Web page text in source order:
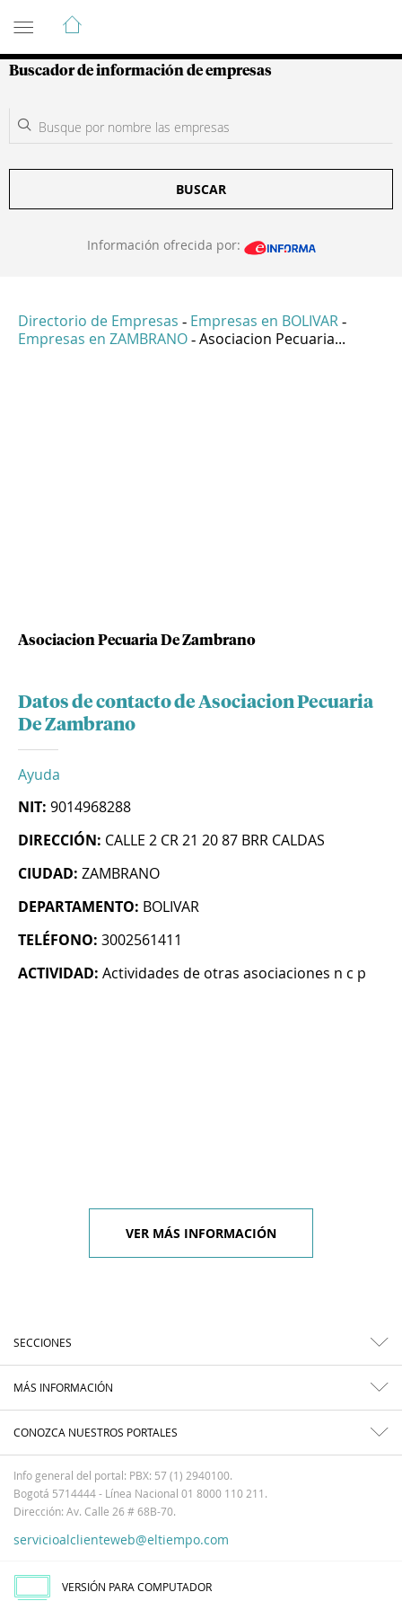
Guía de Empresas Colombianas
Buscador de información de empresas
BUSCAR
Información ofrecida por:
Directorio de Empresas - Empresas en BOLIVAR -
Empresas en ZAMBRANO - Asociacion Pecuaria...
Asociacion Pecuaria De Zambrano
Datos de contacto de Asociacion Pecuaria
De Zambrano
Ayuda
NIT: 9014968288
DIRECCIÓN: CALLE 2 CR 21 20 87 BRR CALDAS
CIUDAD: ZAMBRANO
DEPARTAMENTO: BOLIVAR
TELÉFONO: 3002561411
ACTIVIDAD: Actividades de otras asociaciones n c p
VER MÁS INFORMACIÓN
SECCIONES
MÁS INFORMACIÓN
CONOZCA NUESTROS PORTALES
Info general del portal: PBX: 57 (1) 2940100.
Bogotá 5714444 - Línea Nacional 01 8000 110 211.
Dirección: Av. Calle 26 # 68B-70.
servicioalclienteweb@eltiempo.com
VERSIÓN PARA COMPUTADOR